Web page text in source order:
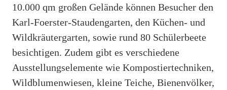
10.000 qm großen Gelände können Besucher den
Karl-Foerster-Staudengarten, den Küchen- und
Wildkräutergarten, sowie rund 80 Schülerbeete
besichtigen. Zudem gibt es verschiedene
Ausstellungselemente wie Kompostiertechniken,
Wildblumenwiesen, kleine Teiche, Bienenvölker,